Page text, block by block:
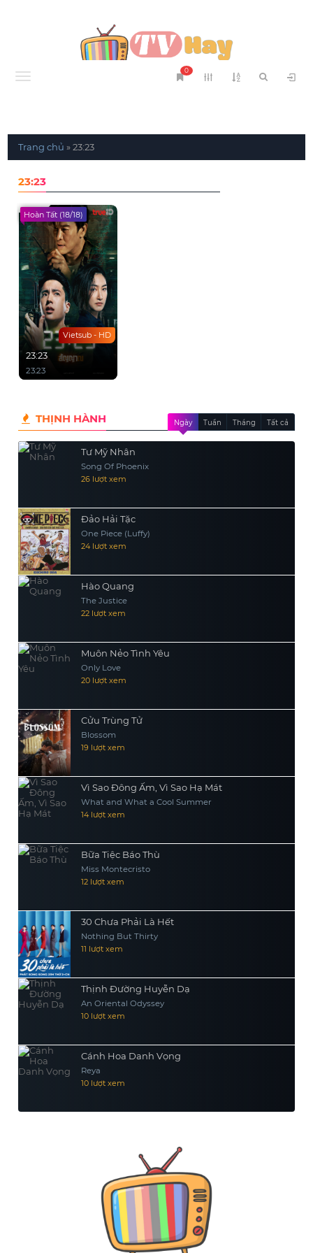
Menu
0
Trang chủ »23:23
23:23
Vietsub - HD
Hoàn Tất (18/18)
23:23
23:23
THỊNH HÀNH Ngày Tuần Tháng Tất cả
Tư Mỹ Nhân
Song Of Phoenix
26 lượt xem
Đảo Hải Tặc
One Piece (Luffy)
24 lượt xem
Hào Quang
The Justice
22 lượt xem
Muôn Nẻo Tình Yêu
Only Love
20 lượt xem
Cửu Trùng Tử
Blossom
19 lượt xem
Vì Sao Đông Ấm, Vì Sao Hạ Mát
What and What a Cool Summer
14 lượt xem
Bữa Tiệc Báo Thù
Miss Montecristo
12 lượt xem
30 Chưa Phải Là Hết
Nothing But Thirty
11 lượt xem
Thịnh Đường Huyễn Dạ
An Oriental Odyssey
10 lượt xem
Cánh Hoa Danh Vọng
Reya
10 lượt xem